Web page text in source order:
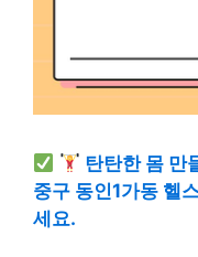
탄탄한 몸 만
중구 동인1가동 헬
세요.